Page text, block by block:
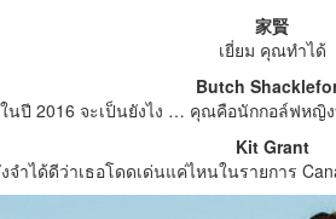
家賢
เยี่ยม คุณทำได้
Butch
ในปี 2016 จะเป็นยังไง … คุณคือนักกอล์ฟ
Kit Grant
จำได้ดีว่าเธอโดดเด่นแค่ไหนในรายการ